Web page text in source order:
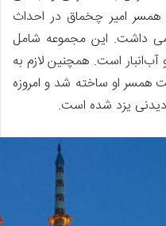
همسر امیر چخماق در احداث
داشت. این مجموعه شامل
آب‌انبار است. همچنین لازم به
او ساخته شد و امروزه
دیدنی یزد شده است.